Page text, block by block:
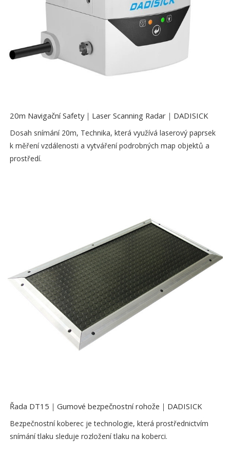
20m Navigační Safety｜Laser Scanning Radar｜DADISICK
Dosah snímání 20m, Technika, která využívá laserový paprsek
k měření vzdálenosti a vytváření podrobných map objektů a
prostředí.
Řada DT15｜Gumové bezpečnostní rohože｜DADISICK
Bezpečnostní koberec je technologie, která prostřednictvím
snímání tlaku sleduje rozložení tlaku na koberci.